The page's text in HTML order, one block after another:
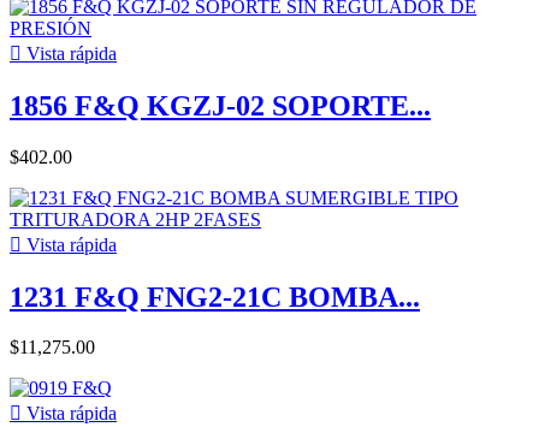
 Vista rápida
1856 F&Q KGZJ-02 SOPORTE...
$402.00
 Vista rápida
1231 F&Q FNG2-21C BOMBA...
$11,275.00
 Vista rápida